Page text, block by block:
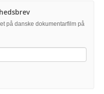
på danske dokumentarfilm på